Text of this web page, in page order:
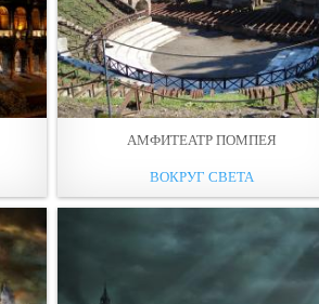
АМФИТЕАТР ПОМПЕЯ
ВОКРУГ СВЕТА